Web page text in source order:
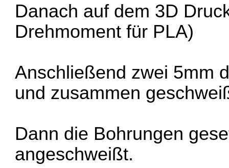
Danach auf dem 3D
Drehmoment für PLA)
Anschließend zwei 5mm
und zusammen
Dann die Bohrungen
angeschweißt.